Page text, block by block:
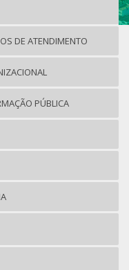
DE ATENDIMENTO
PÚBLICA